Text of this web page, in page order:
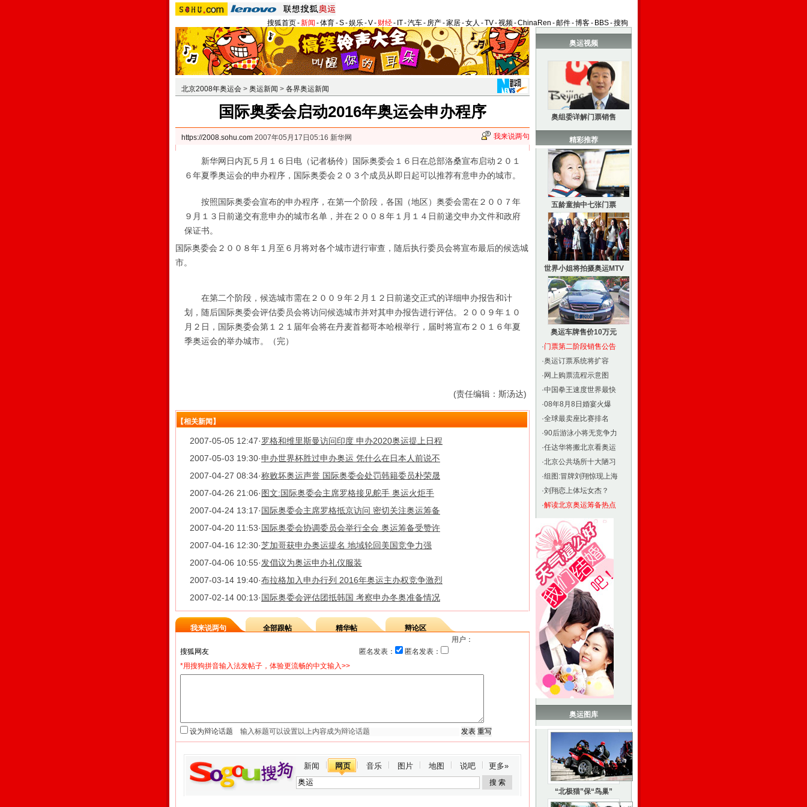
搜狐首页-新闻 -体育-S-娱乐-V- 财经- IT-汽车- 房产-家居-女人 -TV-视频-ChinaRen -邮件-博客- BBS-搜狗
北京2008年奥运会 > 奥运新闻 > 各界奥运新闻
国际奥委会启动2016年奥运会申办程序
https://2008.sohu.com 2007年05月17日05:16 新华网 我来说两句
新华网日内瓦５月１６日电（记者杨伶）国际奥委会１６日在总部洛桑宣布启动２０１
６年夏季奥运会的申办程序，国际奥委会２０３个成员从即日起可以推荐有意申办的城市。
按照国际奥委会宣布的申办程序，在第一个阶段，各国（地区）奥委会需在２００７年
９月１３日前递交有意申办的城市名单，并在２００８年１月１４日前递交申办文件和政府
保证书。
国际奥委会２００８年１月至６月将对各个城市进行审查，随后执行委员会将宣布最后的候选城
市。
在第二个阶段，候选城市需在２００９年２月１２日前递交正式的详细申办报告和计
划，随后国际奥委会评估委员会将访问候选城市并对其申办报告进行评估。２００９年１０
月２日，国际奥委会第１２１届年会将在丹麦首都哥本哈根举行，届时将宣布２０１６年夏
季奥运会的举办城市。（完）
(责任编辑：斯汤达)
【相关新闻】
2007-05-05 12:47·罗格和维里斯曼访问印度 申办2020奥运提上日程
2007-05-03 19:30·申办世界杯胜过申办奥运 凭什么在日本人前说不
2007-04-27 08:34·称败坏奥运声誉 国际奥委会处罚韩籍委员朴荣晟
2007-04-26 21:06· 图文:国际奥委会主席罗格接见舵手 奥运火炬手
2007-04-24 13:17· 国际奥委会主席罗格抵京访问 密切关注奥运筹备
2007-04-20 11:53· 国际奥委会协调委员会举行全会 奥运筹备受赞许
2007-04-16 12:30·芝加哥获申办奥运提名 地域轮回美国竞争力强
2007-04-06 10:55·发倡议为奥运申办礼仪服装
2007-03-14 19:40·布拉格加入申办行列 2016年奥运主办权竞争激烈
2007-02-14 00:13· 国际奥委会评估团抵韩国 考察申办冬奥准备情况
我来说两句 全部跟帖 精华帖
辩论区
用户：
匿名发表：
匿名发表：
*用搜狗拼音输入法发帖子，体验更流畅的中文输入>>
设为辩论话题
新闻 网页 音乐 图片 地图 说吧 更多»
奥运视频
奥组委详解门票销售
精彩推荐
五龄童抽中七张门票
世界小姐将拍摄奥运MTV
奥运车牌售价10万元
·门票第二阶段销售公告
·奥运订票系统将扩容
· 网上购票流程示意图
·中国拳王速度世界最快
·08年8月8日婚宴火爆
·全球最卖座比赛排名
·90后游泳小将无竞争力
·任达华将搬北京看奥运
·北京公共场所十大陋习
·组图:冒牌刘翔惊现上海
·刘翔恋上体坛女杰？
·解读北京奥运筹备热点
奥运图库
“北极猫”保“鸟巢”